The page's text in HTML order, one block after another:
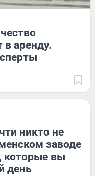
в аренду.
никто не
заводе
которые вы
день